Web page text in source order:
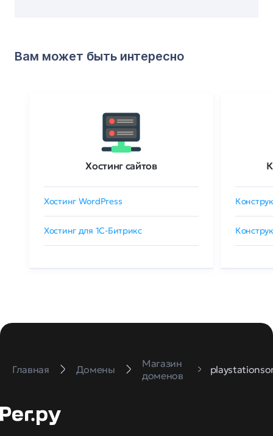
Вам может быть интересно
Хостинг сайтов
Хостинг WordPress
Хостинг для 1C-Битрикс
Главная Домены
Магазин
доменов